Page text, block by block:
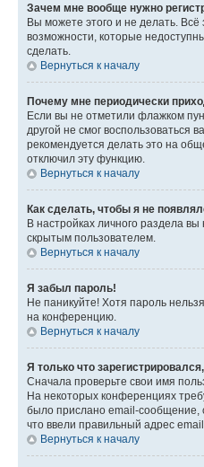
Зачем мне вообще нужно
Вы можете этого и не делать.
возможности, которые
сделать.
Вернуться к началу
Почему мне периодически
Если вы не отметили флажком
другой не смог
рекомендуется делать это на
отключил эту функцию.
Вернуться к началу
Как сделать, чтобы я не
В настройках личного раздела
скрытым пользователем.
Вернуться к началу
Я забыл пароль!
Не паникуйте! Хотя пароль
на конференцию.
Вернуться к началу
Я только что
Сначала проверьте свои имя
На некоторых конференциях
было прислано email-сообщение,
что ввели правильный адрес
Вернуться к началу